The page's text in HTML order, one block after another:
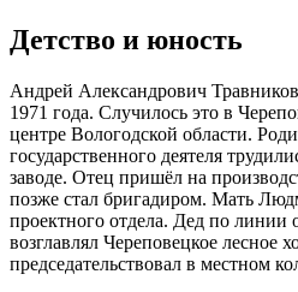
Детство и юность
Андрей Александрович
1971 года. Случилось это в
центре Вологодской области.
государственного деятеля
заводе. Отец пришёл на
позже стал бригадиром. Мать
проектного отдела. Дед по линии
возглавлял Череповецкое лесное
председательствовал в местном